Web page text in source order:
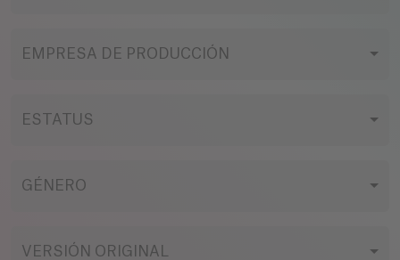
EMPRESA DE PRODUCCIÓN
ESTATUS
GÉNERO
VERSIÓN ORIGINAL